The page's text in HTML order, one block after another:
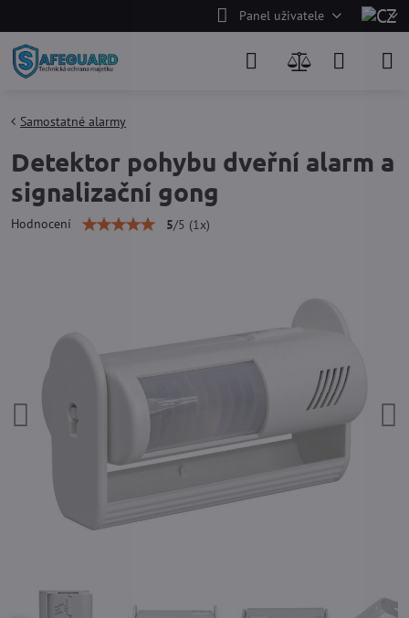
Panel uživatele
Samostatné alarmy
Detektor pohybu dveřní alarm a
signalizační gong
Hodnocení 5/5 (1 x)